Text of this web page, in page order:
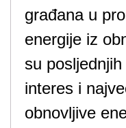
građana u
energije iz
su
interes i
obnovljive